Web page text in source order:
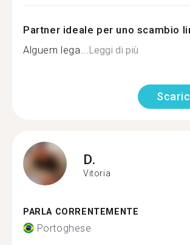
Partner ideale per uno scambio
Alguem lega...Leggi di più
D.
Vitoria
PARLA CORRENTEMENTE
Portoghese